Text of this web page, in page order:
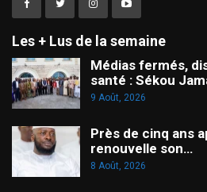
Les + Lus de la semaine
Médias fermés,
santé : Sékou
9 Août, 2026
Près de cinq ans
renouvelle son…
8 Août, 2026